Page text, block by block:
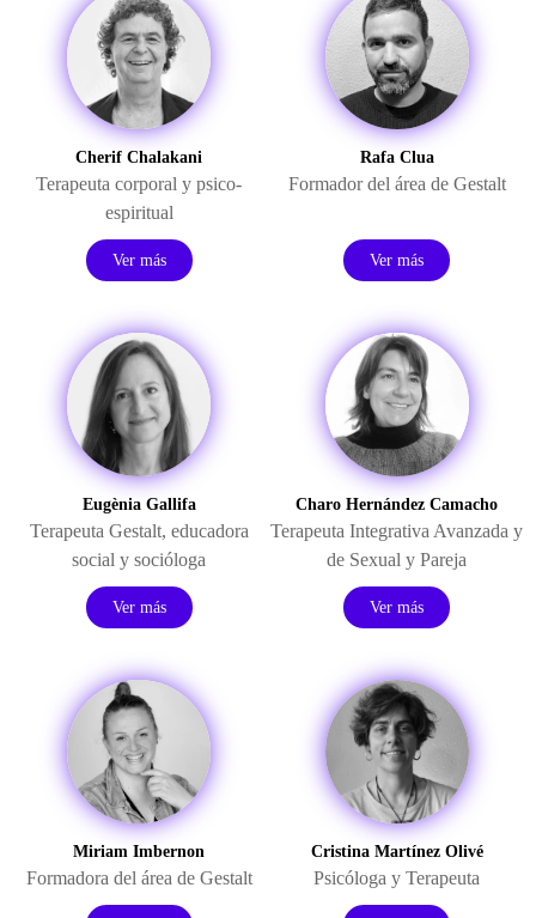
Cherif Chalakani
Terapeuta corporal y psico-
espiritual
Ver más
Rafa Clua
Formador del área de Gestalt
Ver más
Eugènia Gallifa
Terapeuta Gestalt, educadora
social y socióloga
Ver más
Charo Hernández Camacho
Terapeuta Integrativa Avanzada y
de Sexual y Pareja
Ver más
Miriam Imbernon
Formadora del área de Gestalt
Cristina Martínez Olivé
Psicóloga y Terapeuta